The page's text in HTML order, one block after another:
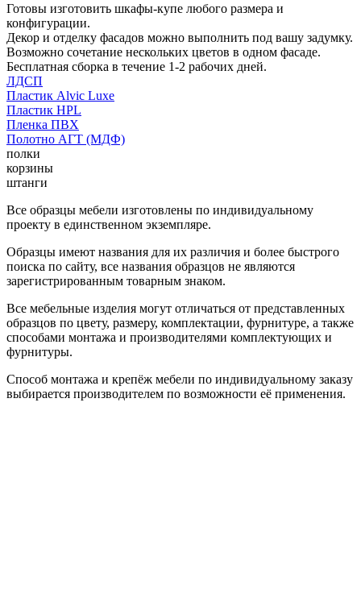
Готовы изготовить шкафы-купе любого размера и
конфигурации.
Декор и отделку фасадов можно выполнить под вашу задумку.
Возможно сочетание нескольких цветов в одном фасаде.
Бесплатная сборка в течение 1-2 рабочих дней.
ЛДСП
Пластик Alvic Luxe
Пластик HPL
Пленка ПВХ
Полотно АГТ (МДФ)
полки
корзины
штанги
Все образцы мебели изготовлены по индивидуальному
проекту в единственном экземпляре.
Образцы имеют названия для их различия и более быстрого
поиска по сайту, все названия образцов не являются
зарегистрированным товарным знаком.
Все мебельные изделия могут отличаться от представленных
образцов по цвету, размеру, комплектации, фурнитуре, а также
способами монтажа и производителями комплектующих и
фурнитуры.
Способ монтажа и крепёж мебели по индивидуальному заказу
выбирается производителем по возможности её применения.